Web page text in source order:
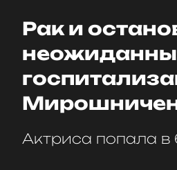
Рак и
Актриса попала в